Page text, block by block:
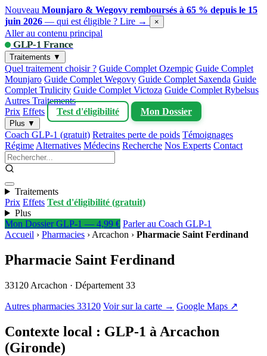
Nouveau Mounjaro & Wegovy remboursés à 65 % depuis le 15
juin 2026 — qui est éligible ? Lire → ×
Aller au contenu principal
GLP-1 France
Traitements ▼
Quel traitement choisir ? Guide Complet Ozempic Guide Complet
Mounjaro Guide Complet Wegovy Guide Complet Saxenda Guide
Complet Trulicity Guide Complet Victoza Guide Complet Rybelsus
Autres Traitements
Prix Effets Test d'éligibilité Mon Dossier
Plus ▼
Coach GLP-1 (gratuit) Retraites perte de poids Témoignages
Régime Alternatives Médecins Recherche Nos Experts Contact
Traitements
Prix Effets Test d'éligibilité (gratuit)
Plus
Mon Dossier GLP-1 — 4,99 € Parler au Coach GLP-1
Accueil › Pharmacies › Arcachon › Pharmacie Saint Ferdinand
Pharmacie Saint Ferdinand
33120 Arcachon · Département 33
Autres pharmacies 33120 Voir sur la carte → Google Maps ↗
Contexte local : GLP-1 à Arcachon
(Gironde)